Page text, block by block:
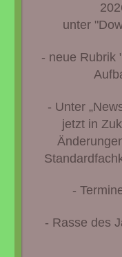
unter
- neue Rubrik
- Unter
jetzt in
-
- Rasse des